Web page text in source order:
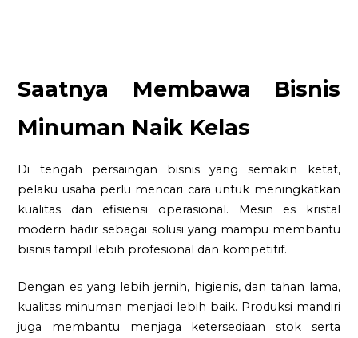
Saatnya Membawa Bisnis
Minuman Naik Kelas
Di tengah persaingan bisnis yang semakin ketat,
pelaku usaha perlu mencari cara untuk meningkatkan
kualitas dan efisiensi operasional. Mesin es kristal
modern hadir sebagai solusi yang mampu membantu
bisnis tampil lebih profesional dan kompetitif.
Dengan es yang lebih jernih, higienis, dan tahan lama,
kualitas minuman menjadi lebih baik. Produksi mandiri
juga membantu menjaga ketersediaan stok serta